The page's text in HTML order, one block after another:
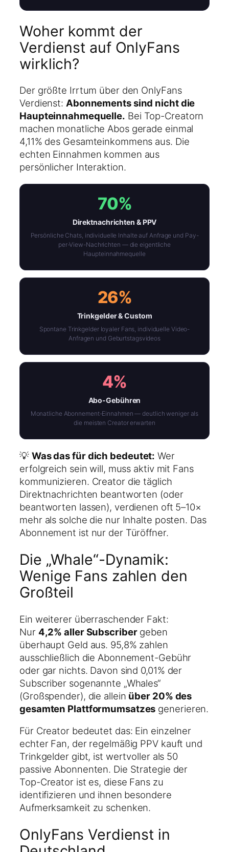
Woher kommt der
Verdienst auf OnlyFans
wirklich?
Der größte Irrtum über den OnlyFans
Verdienst: Abonnements sind nicht die
Haupteinnahmequelle. Bei Top-Creatorn
machen monatliche Abos gerade einmal
4,11% des Gesamteinkommens aus. Die
echten Einnahmen kommen aus
persönlicher Interaktion.
70%
Direktnachrichten & PPV
Persönliche Chats, individuelle Inhalte auf Anfrage und Pay-
per-View-Nachrichten — die eigentliche
Haupteinnahmequelle
26%
Trinkgelder & Custom
Spontane Trinkgelder loyaler Fans, individuelle Video-
Anfragen und Geburtstagsvideos
4%
Abo-Gebühren
Monatliche Abonnement-Einnahmen — deutlich weniger als
die meisten Creator erwarten
💡 Was das für dich bedeutet: Wer
erfolgreich sein will, muss aktiv mit Fans
kommunizieren. Creator die täglich
Direktnachrichten beantworten (oder
beantworten lassen), verdienen oft 5–10×
mehr als solche die nur Inhalte posten. Das
Abonnement ist nur der Türöffner.
Die „Whale“-Dynamik:
Wenige Fans zahlen den
Großteil
Ein weiterer überraschender Fakt:
Nur 4,2% aller Subscribergeben
überhaupt Geld aus. 95,8% zahlen
ausschließlich die Abonnement-Gebühr
oder gar nichts. Davon sind 0,01% der
Subscriber sogenannte „Whales“
(Großspender), die allein über 20% des
gesamten Plattformumsatzes generieren.
Für Creator bedeutet das: Ein einzelner
echter Fan, der regelmäßig PPV kauft und
Trinkgelder gibt, ist wertvoller als 50
passive Abonnenten. Die Strategie der
Top-Creator ist es, diese Fans zu
identifizieren und ihnen besondere
Aufmerksamkeit zu schenken.
OnlyFans Verdienst in